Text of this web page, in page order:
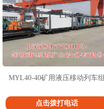
MYL40-40矿用液压移动列车组
点击拨打电话